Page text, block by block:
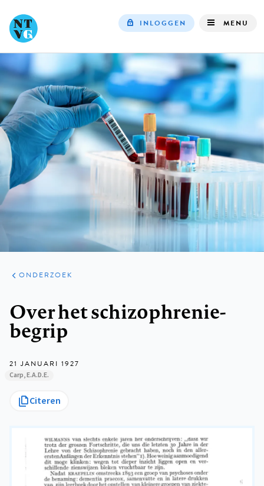
navigation
INLOGGEN MENU
ARTIKELEN
ONDERZOEK
ONDERZOEK
Over het schizophrenie-
begrip
21 JANUARI 1927
Carp, E.A.D.E.
Citeren